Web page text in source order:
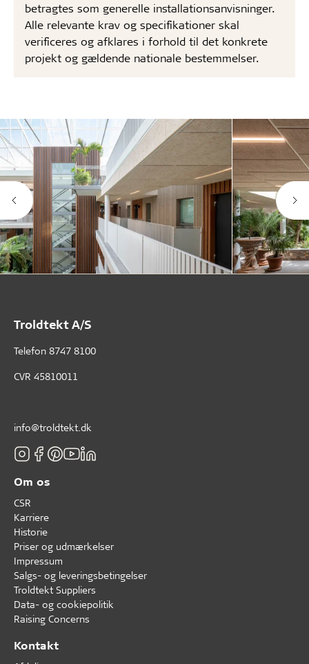
betragtes som generelle installationsanvisninger.
Alle relevante krav og specifikationer skal
verificeres og afklares i forhold til det konkrete
projekt og gældende nationale bestemmelser.
Troldtekt A/S
Telefon 8747 8100
CVR 45810011
info@troldtekt.dk
Om os
CSR
Karriere
Historie
Priser og udmærkelser
Impressum
Salgs- og leveringsbetingelser
Troldtekt Suppliers
Data- og cookiepolitik
Raising Concerns
Kontakt